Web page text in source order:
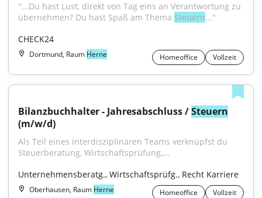
"...Du hast Lust, direkt von Tag eins an Verantwortung zu
übernehmen? Du hast Spaß am Thema Steuern..."
CHECK24
Dortmund, Raum Herne Homeoffice Vollzeit
Bilanzbuchhalter - Jahresabschluss / Steuern
(m/w/d)
Als Teil eines interdisziplinären Teams verknüpfst du
Steuerberatung, Wirtschaftsprüfung,...
Unternehmensberatg., Wirtschaftsprüfg., Recht Karriere
Oberhausen, Raum Herne Homeoffice Vollzeit